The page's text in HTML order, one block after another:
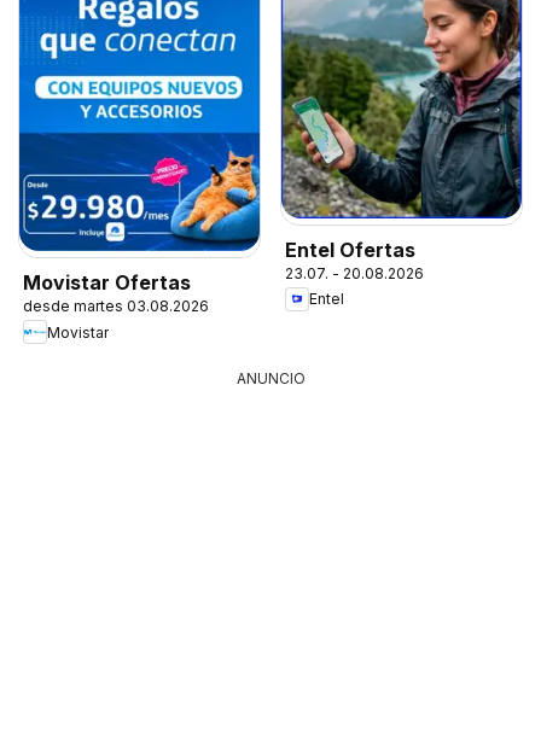
Movistar Ofertas
desde martes 03.08.2026
Movistar
Entel Ofertas
23.07. - 20.08.2026
Entel
ANUNCIO